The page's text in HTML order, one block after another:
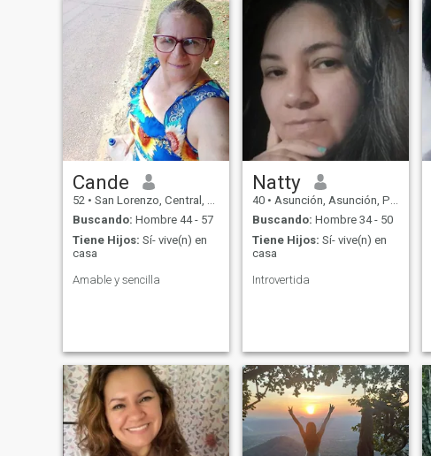
Cande
52 • San Lorenzo, Central, Paraguay
Buscando: Hombre 44 - 57
Tiene Hijos: Sí- vive(n) en
casa
Amable y sencilla
Natty
40 • Asunción, Asunción, Paraguay
Buscando: Hombre 34 - 50
Tiene Hijos: Sí- vive(n) en
casa
Introvertida